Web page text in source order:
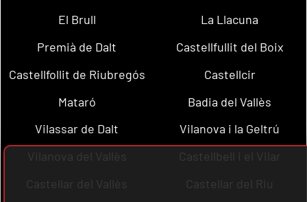
El Brull
La Llacuna
Premià de Dalt
Castellfullit del Boix
Castellfollit de Riubregós
Castellcir
Mataró
Badia del Vallès
Vilassar de Dalt
Vilanova i la Geltrú
Vilanova del Vallès
Castellbell i el Vilar
Castellar del Vallès
Castellar del Riu